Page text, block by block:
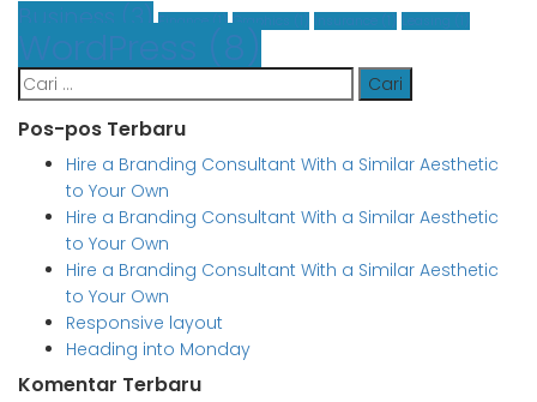
Business (3)
WordPress (8)
Cari
untuk:
Pos-pos Terbaru
Hire a Branding Consultant With a Similar Aesthetic
to Your Own
Hire a Branding Consultant With a Similar Aesthetic
to Your Own
Hire a Branding Consultant With a Similar Aesthetic
to Your Own
Responsive layout
Heading into Monday
Komentar Terbaru